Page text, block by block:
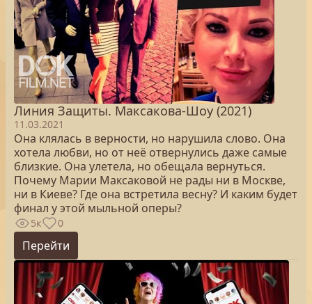
Линия Защиты. Максакова-Шоу (2021)
11.03.2021
Она клялась в верности, но нарушила слово. Она
хотела любви, но от неё отвернулись даже самые
близкие. Она улетела, но обещала вернуться.
Почему Марии Максаковой не рады ни в Москве,
ни в Киеве? Где она встретила весну? И каким будет
финал у этой мыльной оперы?
5к 0
Перейти